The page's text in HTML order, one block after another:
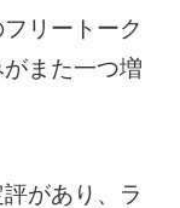
リートーク
また一つ増
があり、ラ